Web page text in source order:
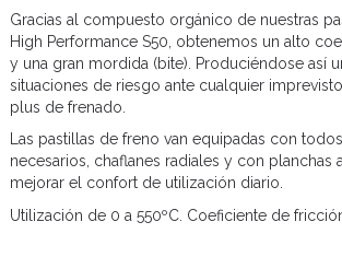
Gracias al compuesto orgánico de nuestras
High Performance S50, obtenemos un alto
y una gran mordida (bite). Produciéndose así
situaciones de riesgo ante cualquier
plus de frenado.
Las pastillas de freno van equipadas con
necesarios, chaflanes radiales y con planchas
mejorar el confort de utilización diario.
Utilización de 0 a 550ºC. Coeficiente de